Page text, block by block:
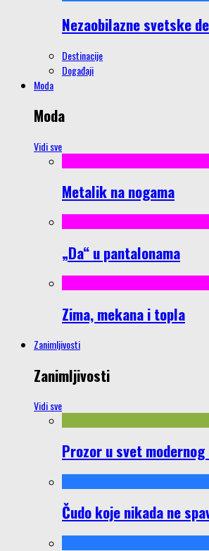
Nezaobilazne svetske
Destinacije
Događaji
Moda
Moda
Vidi sve
Metalik na nogama
„Da“ u pantalonama
Zima, mekana i topla
Zanimljivosti
Zanimljivosti
Vidi sve
Prozor u svet modernog
Čudo koje nikada ne